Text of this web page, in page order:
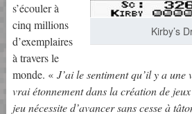
Kirby’s
s’écouler à
cinq millions
d’exemplaires
à travers le
monde. « J’ai le sentiment qu’il y a
vrai étonnement dans la création de
jeu nécessite d’avancer sans cesse à